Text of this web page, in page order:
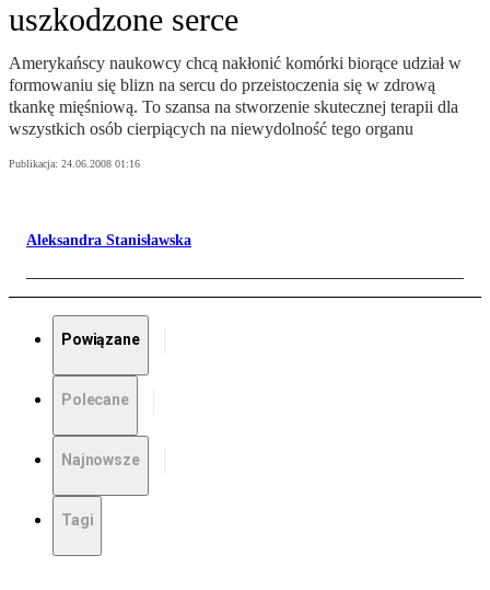
uszkodzone serce
Amerykańscy naukowcy chcą nakłonić komórki biorące udział w
formowaniu się blizn na sercu do przeistoczenia się w zdrową
tkankę mięśniową. To szansa na stworzenie skutecznej terapii dla
wszystkich osób cierpiących na niewydolność tego organu
Publikacja: 24.06.2008 01:16
Aleksandra Stanisławska
Powiązane
Polecane
Najnowsze
Tagi